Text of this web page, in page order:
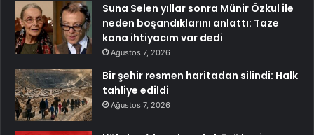
Suna Selen yıllar sonra Münir Özkul ile
neden boşandıklarını anlattı: Taze
kana ihtiyacım var dedi
Ağustos 7, 2026
Bir şehir resmen haritadan silindi: Halk
tahliye edildi
Ağustos 7, 2026